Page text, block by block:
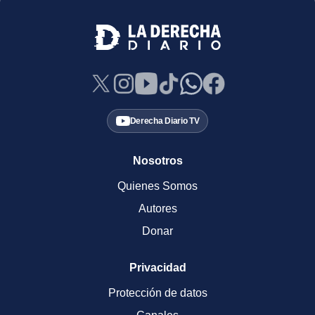
Derecha Diario TV
Nosotros
Quienes Somos
Autores
Donar
Privacidad
Protección de datos